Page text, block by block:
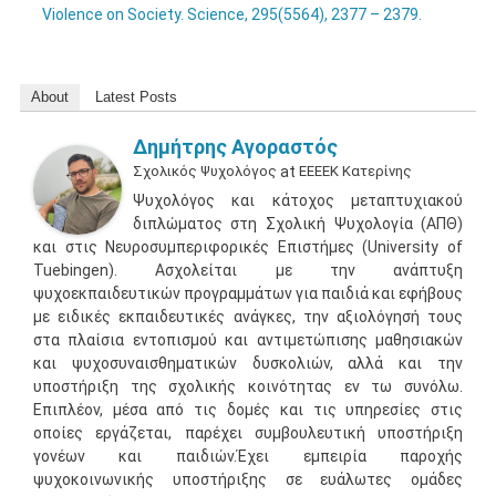
Violence on Society. Science, 295(5564), 2377 – 2379.
About Latest Posts
Δημήτρης Αγοραστός
Σχολικός Ψυχολόγος at ΕΕΕΕΚ Κατερίνης
Ψυχολόγος και κάτοχος μεταπτυχιακού
διπλώματος στη Σχολική Ψυχολογία (ΑΠΘ)
και στις Νευροσυμπεριφορικές Επιστήμες (University of
Tuebingen). Ασχολείται με την ανάπτυξη
ψυχοεκπαιδευτικών προγραμμάτων για παιδιά και εφήβους
με ειδικές εκπαιδευτικές ανάγκες, την αξιολόγησή τους
στα πλαίσια εντοπισμού και αντιμετώπισης μαθησιακών
και ψυχοσυναισθηματικών δυσκολιών, αλλά και την
υποστήριξη της σχολικής κοινότητας εν τω συνόλω.
Επιπλέον, μέσα από τις δομές και τις υπηρεσίες στις
οποίες εργάζεται, παρέχει συμβουλευτική υποστήριξη
γονέων και παιδιών.Έχει εμπειρία παροχής
ψυχοκοινωνικής υποστήριξης σε ευάλωτες ομάδες